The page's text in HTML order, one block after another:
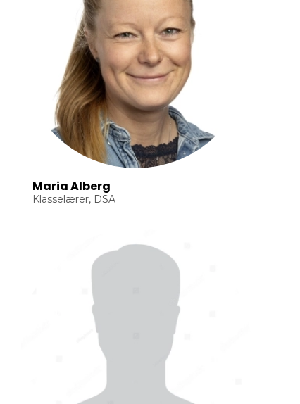
Maria Alberg
Klasselærer, DSA